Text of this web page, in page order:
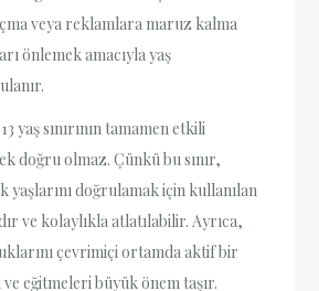
veya reklamlara maruz kalma
önlemek amacıyla yaş
yaş sınırının tamamen etkili
doğru olmaz. Çünkü bu sınır,
yaşlarını doğrulamak için kullanılan
ve kolaylıkla atlatılabilir. Ayrıca,
çevrimiçi ortamda aktif bir
eğitmeleri büyük önem taşır.